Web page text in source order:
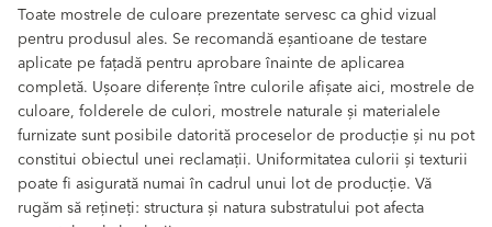
Toate mostrele de culoare prezentate servesc ca ghid vizual
pentru produsul ales. Se recomandă eșantioane de testare
aplicate pe fațadă pentru aprobare înainte de aplicarea
completă. Ușoare diferențe între culorile afișate aici, mostrele de
culoare, folderele de culori, mostrele naturale și materialele
furnizate sunt posibile datorită proceselor de producție și nu pot
constitui obiectul unei reclamații. Uniformitatea culorii și texturii
poate fi asigurată numai în cadrul unui lot de producție. Vă
rugăm să rețineți: structura și natura substratului pot afecta